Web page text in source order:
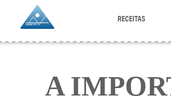
RECEITAS
A